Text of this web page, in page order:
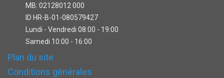
MB: 02128012 000
ID HR-B-01-080579427
Lundi - Vendredi 08:00 - 19:00
Samedi 10:00 - 16:00
Plan du site
Conditions générales